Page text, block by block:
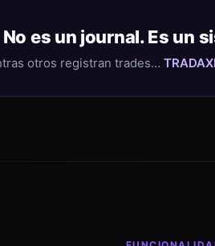
No es un journal. Es un
otros registran trades…